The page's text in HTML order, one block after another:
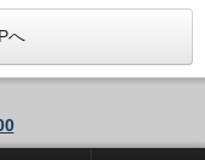
シモンズ社製ベッド
！深夜１時まで朝６
（1店舗でも可）と記念品
る「きっぷ」そのものの
15:00～25:00
から元気に！
港屋の魅力！＞☆★
地！
ズ社製ベッドを全洋室に採用
１時まで朝６時３０分から入
へ